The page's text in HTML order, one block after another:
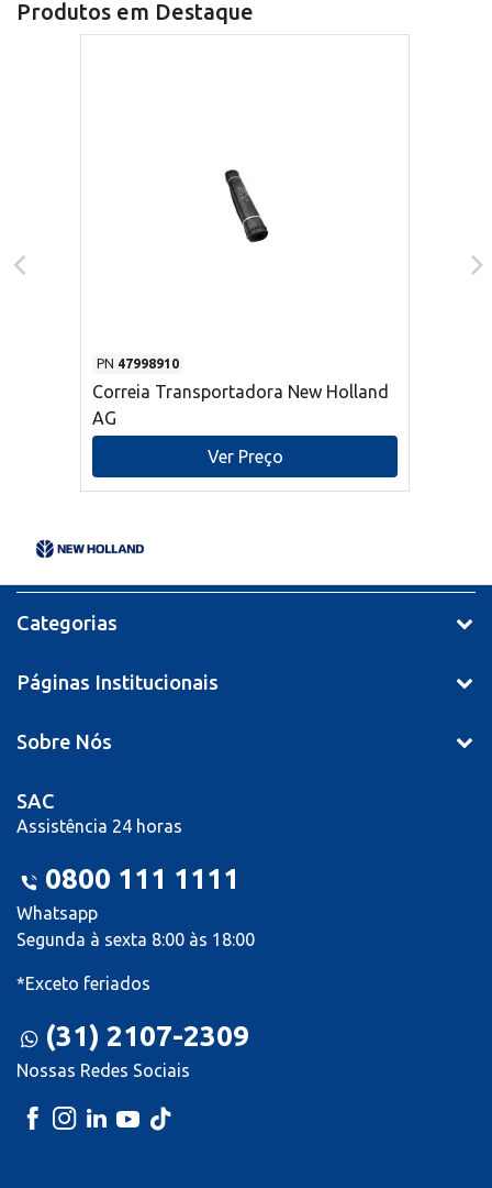
Produtos em Destaque
PN 47998910
Correia Transportadora New Holland
AG
Ver Preço
Categorias
Páginas Institucionais
Sobre Nós
SAC
Assistência 24 horas
0800 111 1111
Whatsapp
Segunda à sexta 8:00 às 18:00
*Exceto feriados
(31) 2107-2309
Nossas Redes Sociais